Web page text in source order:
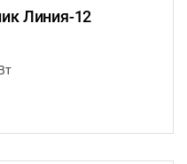
Линия-12